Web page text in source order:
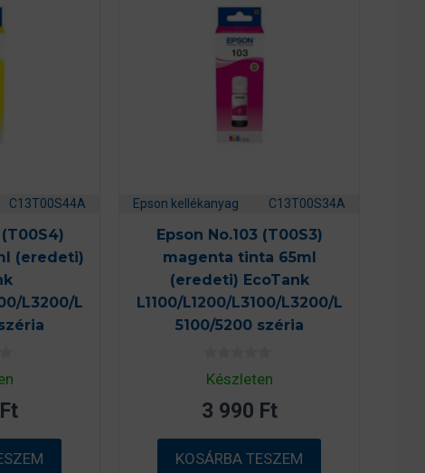
C13T00S44A
(T00S4)
(eredeti)
L3200/L
Ft
Epson kellékanyag C13T00S34A
Epson No.103 (T00S3)
magenta tinta 65ml
(eredeti) EcoTank
L1100/L1200/L3100/L3200/L
5100/5200 széria
0
a
5
-
ő
l
Készleten
3 990 Ft
KOSÁRBA TESZEM